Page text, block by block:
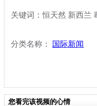
关键词：恒天然 新西兰
分类名称： 国际新闻
您看完该视频的心情